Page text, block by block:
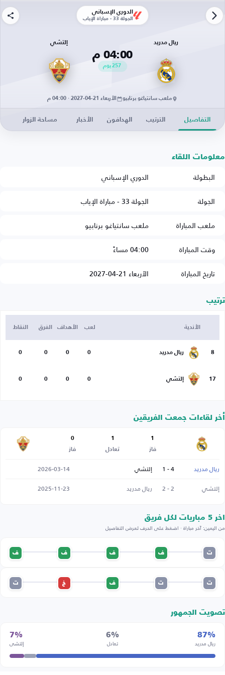
الدوري الإسباني
الجولة 33 - مباراة الإياب
ريال مدريد
04:00 م
257يوم
إلتشي
ملعب سانتياغو برنابيو الأربعاء 21-04-2027 · 04:00 م
التفاصيل الترتيب الهدافون الأخبار مساحة الزوار
معلومات اللقاء
البطولة
الدوري الإسباني
الجولة
الجولة 33 - مباراة الإياب
ملعب المباراة
ملعب سانتياغو برنابيو
وقت المباراة
04:00 مساءً
تاريخ المباراة
الأربعاء 21-04-2027
ترتيب
الأندية لعب الأهداف الفرق النقاط
8 ريال مدريد 0
0
0
0
17 إلتشي 0
0
0
0
أخر لقاءات جمعت الفريقين
1
فاز
1
تعادل
0
فاز
ريال مدريد 4 - 1 إلتشي
2026-03-14
إلتشي
2 - 2 ريال مدريد 2025-11-23
اخر 5 مباريات لكل فريق
من اليمين: آخر مباراة · اضغط على الحرف لعرض التفاصيل
ت ف ف ف ف
ت ت ف خ ت
تصويت الجمهور
87%
ريال مدريد
6%
تعادل
7%
إلتشي